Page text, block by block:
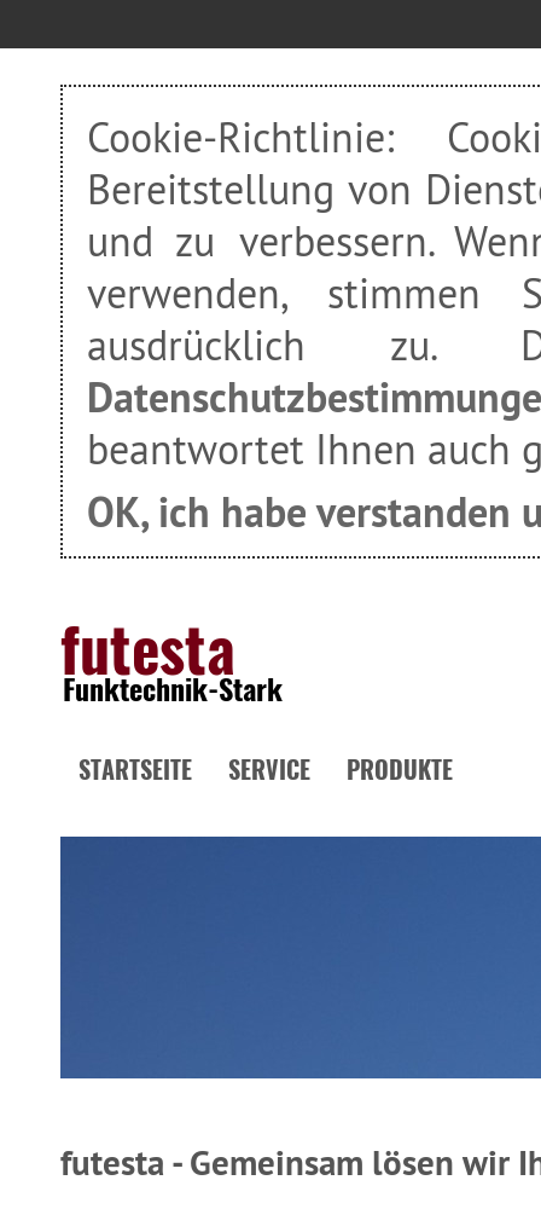
Cookie-Richtlinie:
Bereitstellung von
und zu verbessern.
verwenden, stimmen
ausdrücklich
beantwortet Ihnen auch
OK, ich habe
futesta
Funktechnik-Stark
STARTSEITE SERVICE PRODUKTE
futesta - Gemeinsam lösen wir